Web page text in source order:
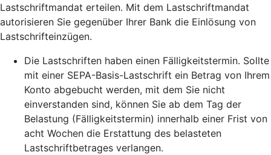
Lastschriftmandat erteilen. Mit dem Lastschriftmandat
autorisieren Sie gegenüber Ihrer Bank die Einlösung von
Lastschrifteinzügen.
Die Lastschriften haben einen Fälligkeitstermin. Sollte
mit einer SEPA-Basis-Lastschrift ein Betrag von Ihrem
Konto abgebucht werden, mit dem Sie nicht
einverstanden sind, können Sie ab dem Tag der
Belastung (Fälligkeitstermin) innerhalb einer Frist von
acht Wochen die Erstattung des belasteten
Lastschriftbetrages verlangen.